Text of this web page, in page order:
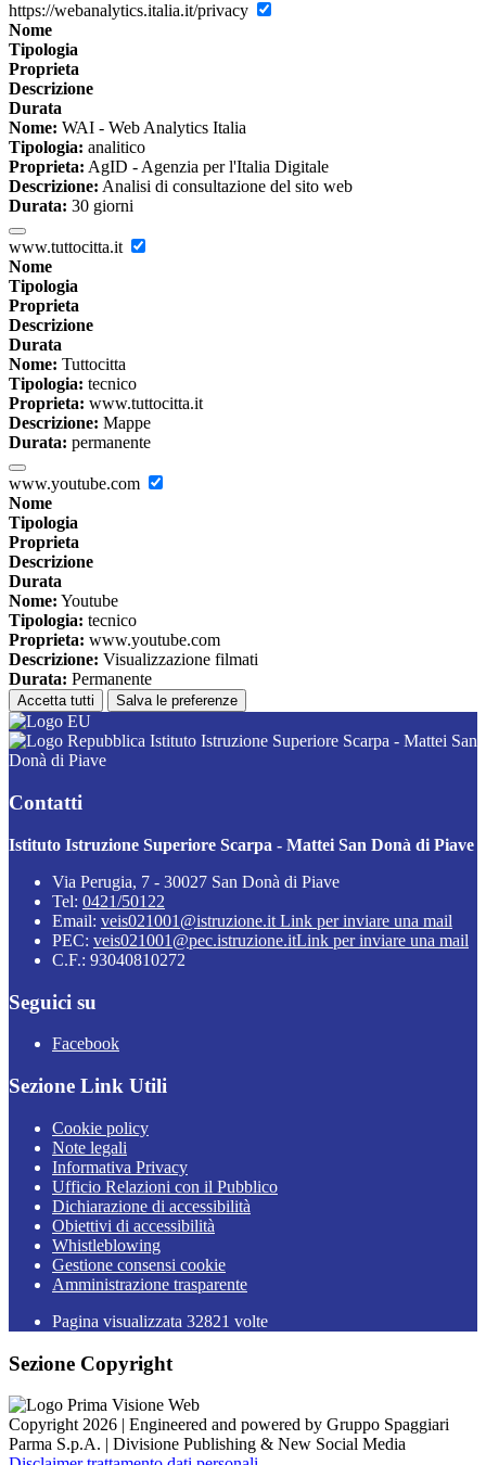
https://webanalytics.italia.it/privacy
Nome
Tipologia
Proprieta
Descrizione
Durata
Nome: WAI - Web Analytics Italia
Tipologia: analitico
Proprieta: AgID - Agenzia per l'Italia Digitale
Descrizione: Analisi di consultazione del sito web
Durata: 30 giorni
www.tuttocitta.it
Nome
Tipologia
Proprieta
Descrizione
Durata
Nome: Tuttocitta
Tipologia: tecnico
Proprieta: www.tuttocitta.it
Descrizione: Mappe
Durata: permanente
www.youtube.com
Nome
Tipologia
Proprieta
Descrizione
Durata
Nome: Youtube
Tipologia: tecnico
Proprieta: www.youtube.com
Descrizione: Visualizzazione filmati
Durata: Permanente
Accetta tutti Salva le preferenze
Istituto Istruzione Superiore Scarpa - Mattei San
Donà di Piave
Contatti
Istituto Istruzione Superiore Scarpa - Mattei San Donà di Piave
Via Perugia, 7 - 30027 San Donà di Piave
Tel: 0421/50122
Email: veis021001@istruzione.it Link per inviare una mail
PEC: veis021001@pec.istruzione.itLink per inviare una mail
C.F.: 93040810272
Seguici su
Facebook
Sezione Link Utili
Cookie policy
Note legali
Informativa Privacy
Ufficio Relazioni con il Pubblico
Dichiarazione di accessibilità
Obiettivi di accessibilità
Whistleblowing
Gestione consensi cookie
Amministrazione trasparente
Pagina visualizzata 32821 volte
Sezione Copyright
Copyright 2026 | Engineered and powered by Gruppo Spaggiari
Parma S.p.A. | Divisione Publishing & New Social Media